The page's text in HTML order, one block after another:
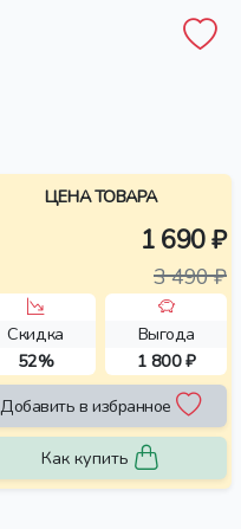
ЦЕНА ТОВАРА
1 690 ₽
3 490 ₽
Скидка
52%
Выгода
1 800 ₽
Добавить в избранное
Как купить